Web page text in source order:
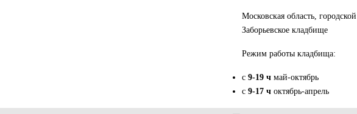
Московская область,
Заборьевское кладбище
Режим работы кладбища:
с 9-19 чмай-октябрь
с 9-17 чоктябрь-апрель